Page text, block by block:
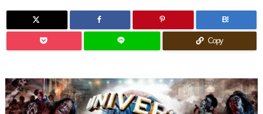
B!
Copy